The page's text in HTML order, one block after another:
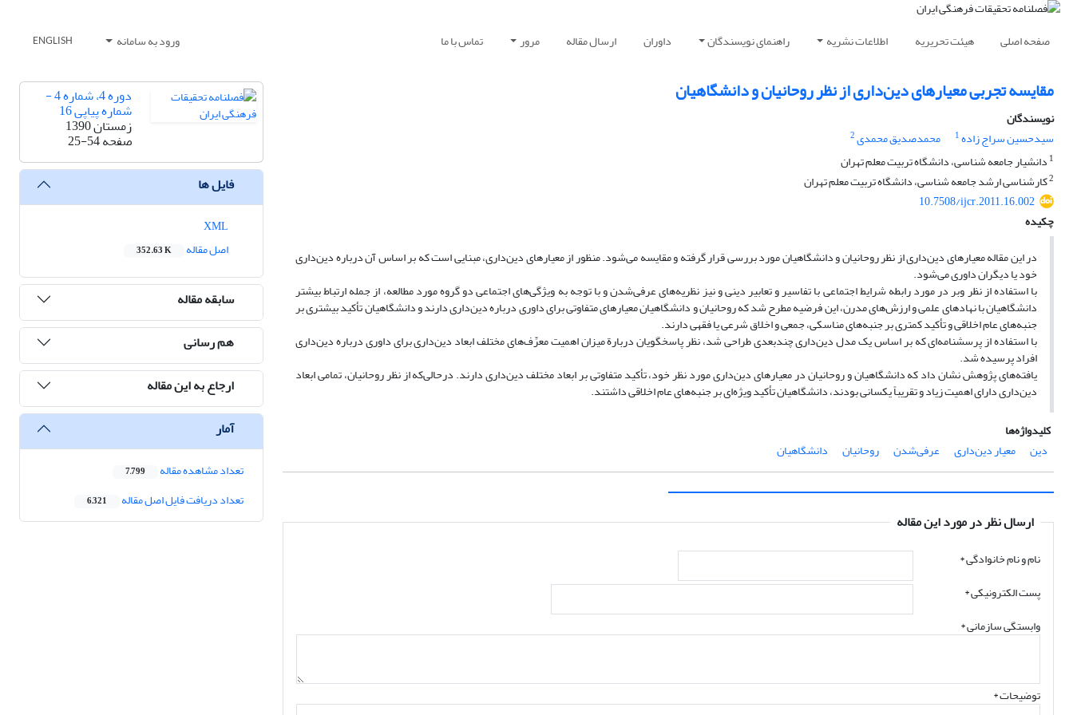
صفحه اصلی هیئت تحریریه اطلاعات نشریه راهنمای نویسندگان داوران ارسال مقاله مرور تماس با ما ورود به سامانه ENGLISH
مقایسه تجربی معیارهای دین‌داری از نظر روحانیان و دانشگاهیان
نویسندگان
سید‌حسین سراج زاده1 محمد‌صدیق‌ محمدی2
1 دانشیار جامعه شناسی، دانشگاه تربیت معلم تهران
2کارشناسی ارشد جامعه شناسی، دانشگاه تربیت معلم تهران
10.7508/ijcr.2011.16.002
چکیده
در این مقاله معیارهای دین‌داری از نظر روحانیان و دانشگاهیان مورد بررسی قرار گرفته و مقایسه می‌شود. منظور از معیارهای دین‌داری، مبنایی است که بر اساس آن درباره دین‌داری
خود یا دیگران داوری می‌شود.
با استفاده از نظر وبر در مورد رابطه شرایط اجتماعی با تفاسیر و تعابیر دینی و نیز نظریه‌های عرفی‌شدن و با توجه به ویژگی‌های اجتماعی دو گروه مورد مطالعه، از جمله ارتباط بیشتر
دانشگاهیان با نهادهای علمی و ارزش‌های مدرن، این فرضیه مطرح شد که روحانیان و دانشگاهیان معیارهای متفاوتی برای داوری درباره دین‌داری دارند و دانشگاهیان تأکید بیشتری بر
جنبه‌های عام اخلاقی و تأکید کمتری بر جنبه‌های مناسکی، جمعی و اخلاق شرعی یا فقهی دارند.
با استفاده از پرسشنامه‌ای که بر اساس یک مدل دین‌داری چندبعدی طراحی شد، نظر پاسخگویان دربارة میزان اهمیت معرِّف‌های مختلف ابعاد دین‌داری برای داوری درباره دین‌داری
افراد پرسیده شد.
یافته‌های پژوهش نشان داد که دانشگاهیان و روحانیان در معیارهای دین‌داری مورد نظر خود، تأکید متفاوتی بر ابعاد مختلف دین‌داری دارند. در‌حالی‌که از نظر روحانیان، تمامی ابعاد
دین‌داری دارای اهمیت زیاد و تقریباً یکسانی بودند، دانشگاهیان تأکید ویژه‌ای بر جنبه‌های عام اخلاقی داشتند.
کلیدواژه‌ها
دین
معیار دین‌داری عرفی‌شدن روحانیان دانشگاهیان
ارسال نظر در مورد این مقاله
نام و نام خانوادگی*
پست الکترونیکی*
وابستگی سازمانی *
توضیحات *
دوره 4، شماره 4 -
شماره پیاپی 16
زمستان 1390
صفحه25-54
فایل ها
اصل مقاله
352.63 K
سابقه مقاله
هم رسانی
ارجاع به این مقاله
آمار
تعداد مشاهده مقاله 7,799
تعداد دریافت فایل اصل مقاله 6,321